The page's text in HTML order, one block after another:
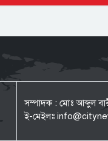
সম্পাদক : মোঃ আব্দুল
ই-মেইলঃ